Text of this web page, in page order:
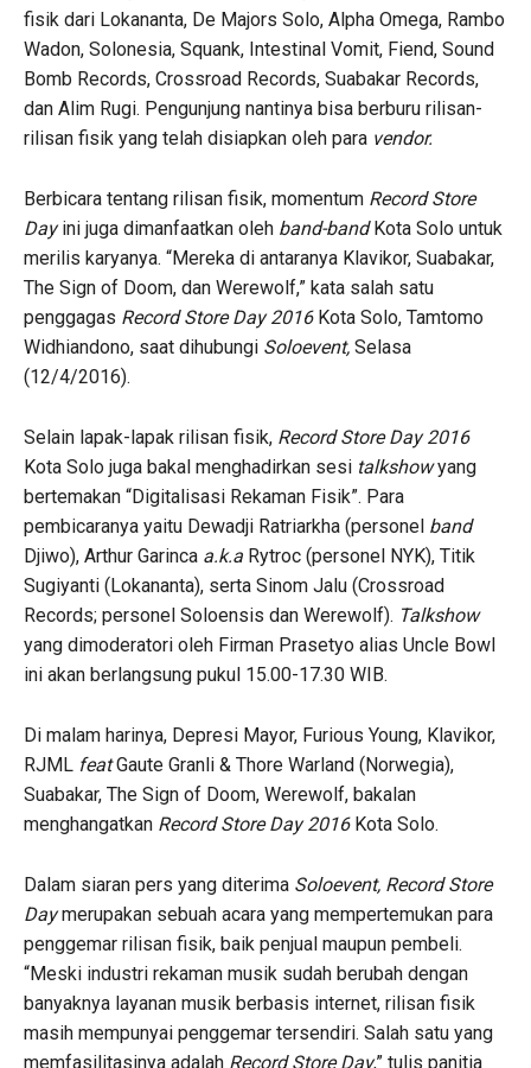
fisik dari Lokananta, De Majors Solo, Alpha Omega, Rambo
Wadon, Solonesia, Squank, Intestinal Vomit, Fiend, Sound
Bomb Records, Crossroad Records, Suabakar Records,
dan Alim Rugi. Pengunjung nantinya bisa berburu rilisan-
rilisan fisik yang telah disiapkan oleh para vendor.
Berbicara tentang rilisan fisik, momentum Record Store
Dayini juga dimanfaatkan oleh band-bandKota Solo untuk
merilis karyanya. “Mereka di antaranya Klavikor, Suabakar,
The Sign of Doom, dan Werewolf,” kata salah satu
penggagas Record Store Day 2016 Kota Solo, Tamtomo
Widhiandono, saat dihubungi Soloevent, Selasa
(12/4/2016).
Selain lapak-lapak rilisan fisik, Record Store Day 2016
Kota Solo juga bakal menghadirkan sesi talkshowyang
bertemakan “Digitalisasi Rekaman Fisik”. Para
pembicaranya yaitu Dewadji Ratriarkha (personel band
Djiwo), Arthur Garinca a.k.a Rytroc (personel NYK), Titik
Sugiyanti (Lokananta), serta Sinom Jalu (Crossroad
Records; personel Soloensis dan Werewolf). Talkshow
yang dimoderatori oleh Firman Prasetyo alias Uncle Bowl
ini akan berlangsung pukul 15.00-17.30 WIB.
Di malam harinya, Depresi Mayor, Furious Young, Klavikor,
RJML featGaute Granli & Thore Warland (Norwegia),
Suabakar, The Sign of Doom, Werewolf, bakalan
menghangatkan Record Store Day 2016 Kota Solo.
Dalam siaran pers yang diterima Soloevent, Record Store
Daymerupakan sebuah acara yang mempertemukan para
penggemar rilisan fisik, baik penjual maupun pembeli.
“Meski industri rekaman musik sudah berubah dengan
banyaknya layanan musik berbasis internet, rilisan fisik
masih mempunyai penggemar tersendiri. Salah satu yang
memfasilitasinya adalah Record Store Day,” tulis panitia